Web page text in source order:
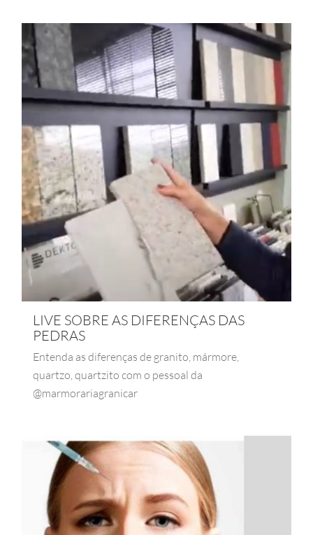
LIVE SOBRE AS DIFERENÇAS DAS
PEDRAS
Entenda as diferenças de granito, mármore,
quartzo, quartzito com o pessoal da
@marmorariagranicar